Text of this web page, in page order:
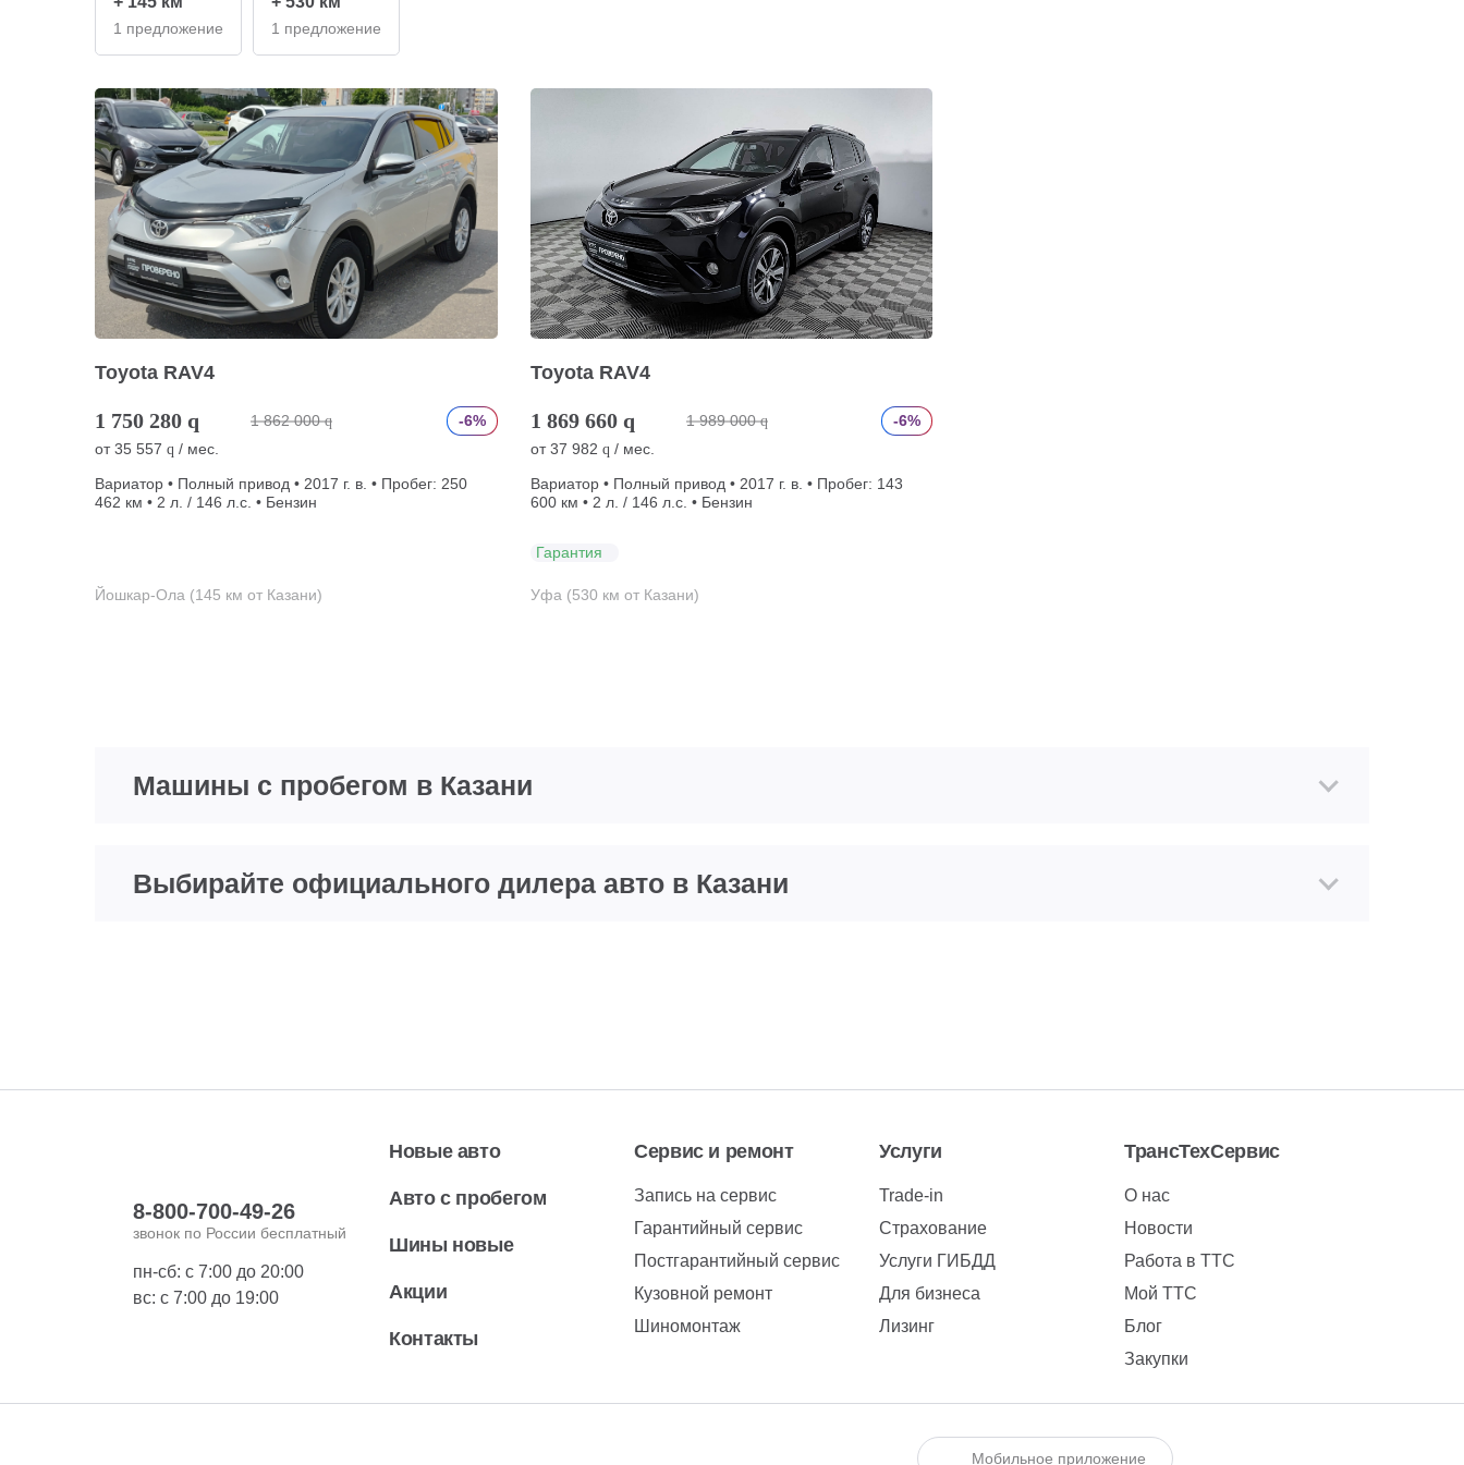
1 предложение 1 предложение
Toyota RAV4
1 750 280 q 1 862 000 q
-6%
от35 557 q / мес.
Вариатор • Полный привод • 2017 г. в. • Пробег: 250
462 км • 2 л. / 146 л.с. • Бензин
Йошкар-Ола (145 км от Казани)
Toyota RAV4
1 869 660 q 1 989 000 q
-6%
от37 982 q / мес.
Вариатор • Полный привод • 2017 г. в. • Пробег: 143
600 км • 2 л. / 146 л.с. • Бензин
Гарантия
Уфа (530 км от Казани)
Машины с пробегом в Казани
Выбирайте официального дилера авто в Казани
8-800-700-49-26
звонок по России бесплатный
пн-сб: с 7:00 до 20:00
вс: с 7:00 до 19:00
Новые авто
Авто с пробегом
Шины новые
Акции
Контакты
Сервис и ремонт
Запись на сервис
Гарантийный сервис
Постгарантийный сервис
Кузовной ремонт
Шиномонтаж
Услуги
Trade-in
Страхование
Услуги ГИБДД
Для бизнеса
Лизинг
ТрансТехСервис
О нас
Новости
Работа в ТТС
Мой ТТС
Блог
Закупки
Мобильное приложение